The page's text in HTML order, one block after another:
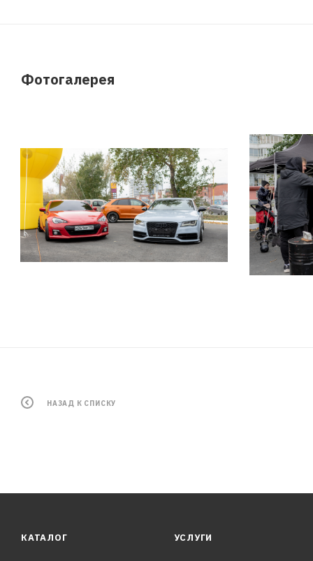
Фотогалерея
НАЗАД К СПИСКУ
КАТАЛОГ УСЛУГИ